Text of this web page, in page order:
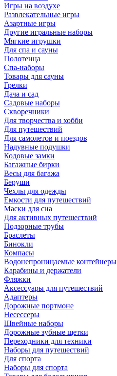
Игры на воздухе
Развлекательные игры
Азартные игры
Другие игральные наборы
Мягкие игрушки
Для спа и сауны
Полотенца
Спа-наборы
Товары для сауны
Грелки
Дача и сад
Садовые наборы
Скворечники
Для творчества и хобби
Для путешествий
Для самолетов и поездов
Надувные подушки
Кодовые замки
Багажные бирки
Весы для багажа
Беруши
Чехлы для одежды
Емкости для путешествий
Маски для сна
Для активных путешествий
Подзорные трубы
Браслеты
Бинокли
Компасы
Водонепроницаемые контейнеры
Карабины и держатели
Фляжки
Аксессуары для путешествий
Адаптеры
Дорожные портмоне
Несессеры
Швейные наборы
Дорожные зубные щетки
Переходники для техники
Наборы для путешествий
Для спорта
Наборы для спорта